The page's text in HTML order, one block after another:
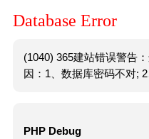
Database Error
(1040) 365建站错误警告
因：1、数据库密码不对; 2
PHP Debug